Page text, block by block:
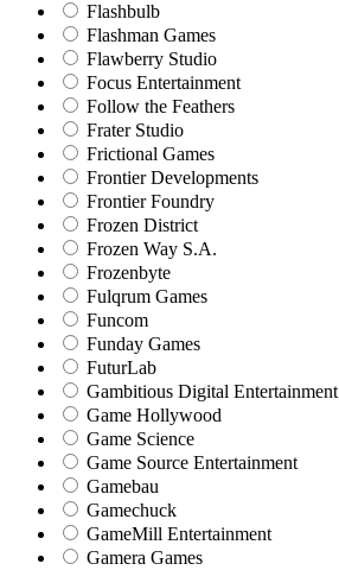
Flashbulb
Flashman Games
Flawberry Studio
Focus Entertainment
Follow the Feathers
Frater Studio
Frictional Games
Frontier Developments
Frontier Foundry
Frozen District
Frozen Way S.A.
Frozenbyte
Fulqrum Games
Funcom
Funday Games
FuturLab
Gambitious Digital Entertainment
Game Hollywood
Game Science
Game Source Entertainment
Gamebau
Gamechuck
GameMill Entertainment
Gamera Games